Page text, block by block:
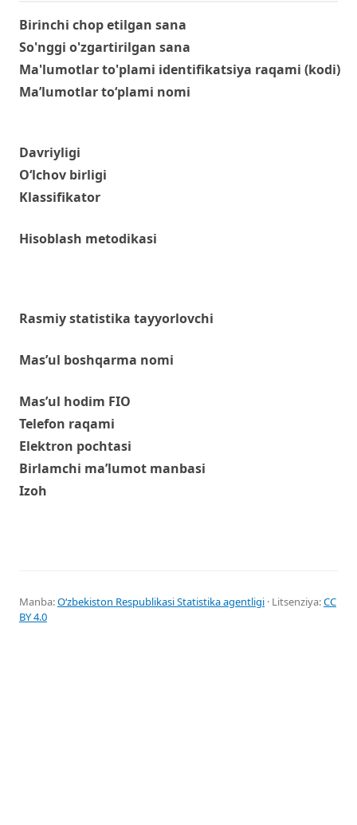
Birinchi chop etilgan sana
So'nggi o'zgartirilgan sana
Ma'lumotlar to'plami identifikatsiya raqami (kodi)
Ma’lumotlar to‘plami nomi
Davriyligi
O‘lchov birligi
Klassifikator
Hisoblash metodikasi
Rasmiy statistika tayyorlovchi
Mas’ul boshqarma nomi
Mas’ul hodim FIO
Telefon raqami
Elektron pochtasi
Birlamchi ma’lumot manbasi
Izoh
Manba:Oʻzbekiston Respublikasi Statistika agentligi · Litsenziya:CC
BY 4.0